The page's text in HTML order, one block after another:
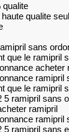
qualite
qualite
sans
que le ramipril
acheter
ramipril
que le ramipril
5 ramipril sans
ramipril
ramipril
5 ramipril sans